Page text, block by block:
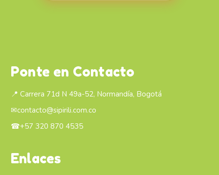
Ponte en Contacto
📍 Carrera 71d N 49a-52, Normandía, Bogotá
✉contacto@sipirili.com.co
☎+57 320 870 4535
Enlaces